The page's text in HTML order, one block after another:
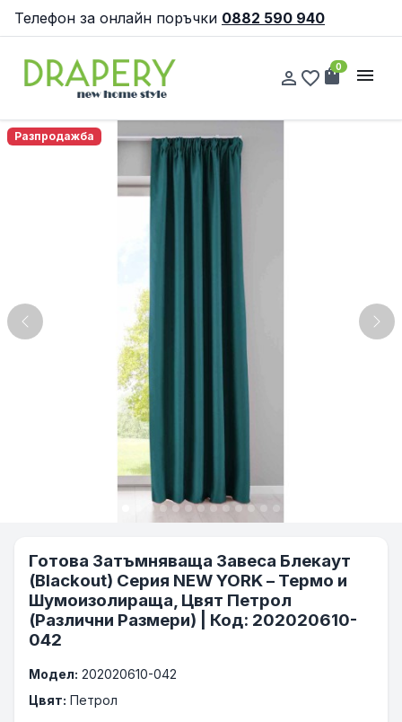
Телефон за онлайн поръчки 0882 590 940
person_outline favorite_border shopping_bag
0 menu
Разпродажба
Previous
Готова Затъмняваща Завеса Блекаут
(Blackout) Серия NEW YORK – Термо и
Шумоизолираща, Цвят Петрол
(Различни Размери) | Код: 202020610-
042
Модел: 202020610-042
Цвят: Петрол